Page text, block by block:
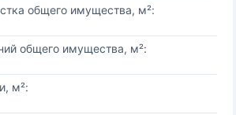
общего имущества, м²:
общего имущества, м²:
м²: